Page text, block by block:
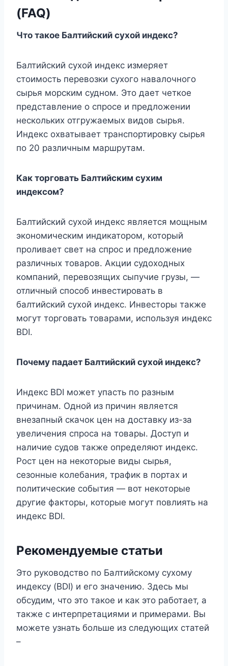
(FAQ)
Что такое Балтийский сухой индекс?
Балтийский сухой индекс измеряет
стоимость перевозки сухого навалочного
сырья морским судном. Это дает четкое
представление о спросе и предложении
нескольких отгружаемых видов сырья.
Индекс охватывает транспортировку сырья
по 20 различным маршрутам.
Как торговать Балтийским сухим
индексом?
Балтийский сухой индекс является мощным
экономическим индикатором, который
проливает свет на спрос и предложение
различных товаров. Акции судоходных
компаний, перевозящих сыпучие грузы, —
отличный способ инвестировать в
балтийский сухой индекс. Инвесторы также
могут торговать товарами, используя индекс
BDI.
Почему падает Балтийский сухой индекс?
Индекс BDI может упасть по разным
причинам. Одной из причин является
внезапный скачок цен на доставку из-за
увеличения спроса на товары. Доступ и
наличие судов также определяют индекс.
Рост цен на некоторые виды сырья,
сезонные колебания, трафик в портах и ​​
политические события — вот некоторые
другие факторы, которые могут повлиять на
индекс BDI.
Рекомендуемые статьи
Это руководство по Балтийскому сухому
индексу (BDI) и его значению. Здесь мы
обсудим, что это такое и как это работает, а
также с интерпретациями и примерами. Вы
можете узнать больше из следующих статей
–